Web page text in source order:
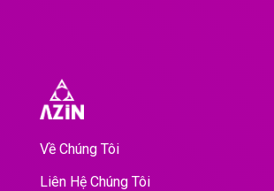
Về Chúng Tôi
Liên Hệ Chúng Tôi